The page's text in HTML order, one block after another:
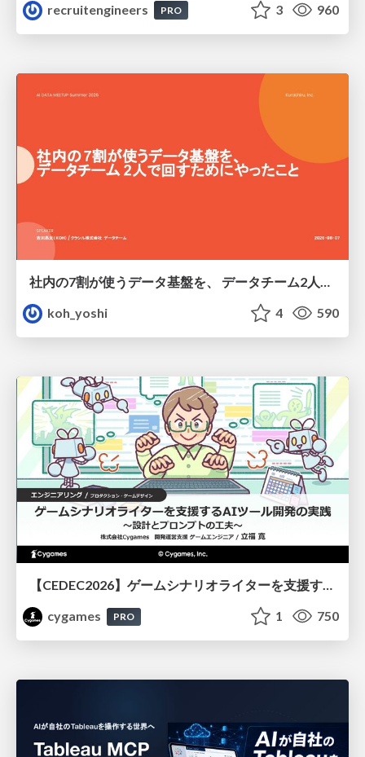
recruitengineers
PRO 3 960
社内の7割が使うデータ基盤を、 データチーム2人で回すためにやったこと
koh_yoshi
4 590
【CEDEC2026】ゲームシナリオライターを支援するAIツール開発の実践 ― 設計とプロンプトの工夫 ―
cygames
PRO 1 750